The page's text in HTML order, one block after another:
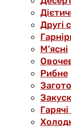
Другі
М’ясні
Рибне